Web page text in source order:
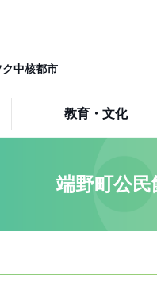
中核都市
教育・文化
端野町公